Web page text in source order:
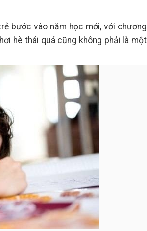
bước vào năm học mới, với chương
hè thái quá cũng không phải là một